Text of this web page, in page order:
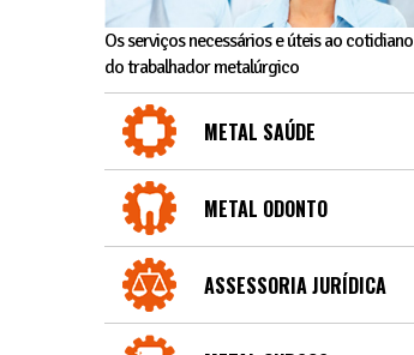
Os serviços necessários e úteis ao cotidiano
do trabalhador metalúrgico
METAL SAÚDE
METAL ODONTO
ASSESSORIA JURÍDICA